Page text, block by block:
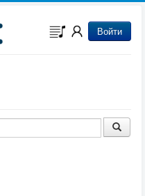
Войти
Музыка из сериалов